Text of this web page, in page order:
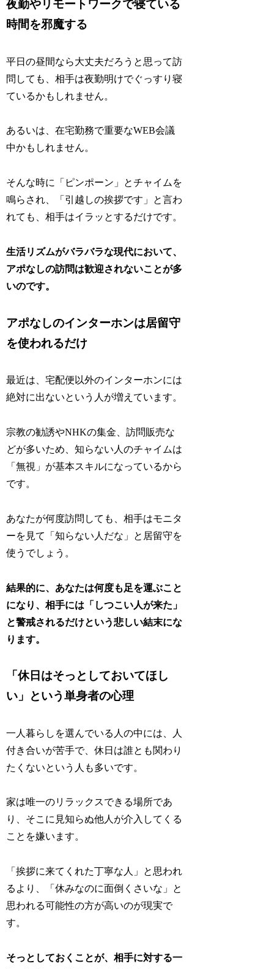
夜勤やリモートワークで寝ている
時間を邪魔する
平日の昼間なら大丈夫だろうと思って訪
問しても、相手は夜勤明けでぐっすり寝
ているかもしれません。
あるいは、在宅勤務で重要なWEB会議
中かもしれません。
そんな時に「ピンポーン」とチャイムを
鳴らされ、「引越しの挨拶です」と言わ
れても、相手はイラッとするだけです。
生活リズムがバラバラな現代において、
アポなしの訪問は歓迎されないことが多
いのです。
アポなしのインターホンは居留守
を使われるだけ
最近は、宅配便以外のインターホンには
絶対に出ないという人が増えています。
宗教の勧誘やNHKの集金、訪問販売な
どが多いため、知らない人のチャイムは
「無視」が基本スキルになっているから
です。
あなたが何度訪問しても、相手はモニタ
ーを見て「知らない人だな」と居留守を
使うでしょう。
結果的に、あなたは何度も足を運ぶこと
になり、相手には「しつこい人が来た」
と警戒されるだけという悲しい結末にな
ります。
「休日はそっとしておいてほし
い」という単身者の心理
一人暮らしを選んでいる人の中には、人
付き合いが苦手で、休日は誰とも関わり
たくないという人も多いです。
家は唯一のリラックスできる場所であ
り、そこに見知らぬ他人が介入してくる
ことを嫌います。
「挨拶に来てくれた丁寧な人」と思われ
るより、「休みなのに面倒くさいな」と
思われる可能性の方が高いのが現実で
す。
そっとしておくことが、相手に対する一